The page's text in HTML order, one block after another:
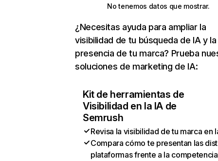
No tenemos datos que mostrar.
¿Necesitas ayuda para ampliar la
visibilidad de tu búsqueda de IA y la
presencia de tu marca? Prueba
soluciones de marketing de IA:
Kit de herramientas de
Visibilidad en la IA de
Semrush
Revisa la visibilidad de tu marca en
Compara cómo te presentan las
plataformas frente a la competencia